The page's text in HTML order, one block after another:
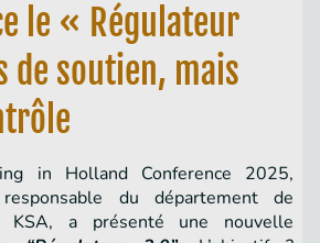
le « Régulateur
de soutien, mais
in Holland Conference 2025,
du département de
a présenté une nouvelle